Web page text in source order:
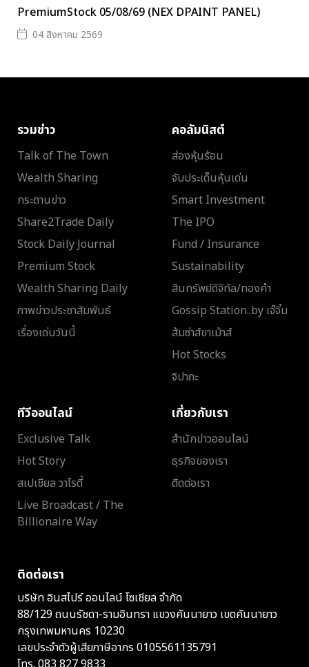
PremiumStock 05/08/69 (NEX DPAINT PANEL)
04 สิงหาคม 2569
รวมข่าว
Talk of The Town
Wealth Sharing
กระดานข่าว
Share2Trade Daily
Stock Daily Journal
Premium Stock
Wealth Sharing Daily
ภาพข่าวประชาสัมพันธ์
เรื่องเด่นวันนี้
คอลัมนิสต์
ส่องหุ้นร้อน
จับประเด็นหุ้นเด่น
Smart Investment
The IPO
Fund / Insurance
Sustainability
สินทรัพย์ดิจิทัล/ทองคำ
Gossip Station..by เจ๊จิ๋ม
ส้มซ่าส์ขาเม้าส์
Hot Stocks
จิปาถะ
ทีวีออนไลน์
Exclusive Talk
Hot Story
สเปเชียล วาไรตี้
Live Broadcast / The
Billionaire Way
เกี่ยวกับเรา
สำนักข่าวออนไลน์
ธุรกิจของเรา
ติดต่อเรา
ติดต่อเรา
บริษัท อินสไปร์ ออนไลน์ โซเชียล จำกัด
88/129 ถนนรัชดา-รามอินทรา แขวงคันนายาว เขตคันนายาว
กรุงเทพมหานคร 10230
เลขประจำตัวผู้เสียภาษีอากร 0105561135791